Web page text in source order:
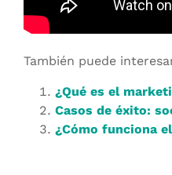
También puede
¿Qué es el
Casos de éxito:
¿Cómo funciona